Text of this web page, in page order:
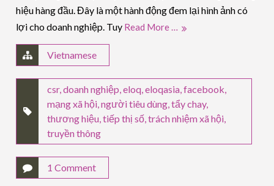
hiệu hàng đầu. Đây là một hành động đem lại hình ảnh có
lợi cho doanh nghiệp. Tuy Read More …
Vietnamese
csr,doanh nghiệp ,eloq ,eloqasia ,facebook
mạng xã hội ,người tiêu dùng ,tẩy chay,
thương hiệu ,tiếp thị số ,trách nhiệm xã hội
truyền thông
1 Comment